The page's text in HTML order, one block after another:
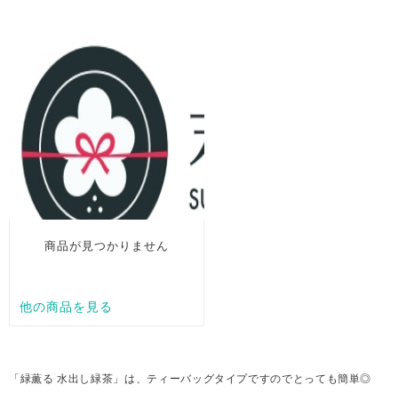
「緑薫る 水出し緑茶」は、ティーバッグタイプですのでとっても簡単◎